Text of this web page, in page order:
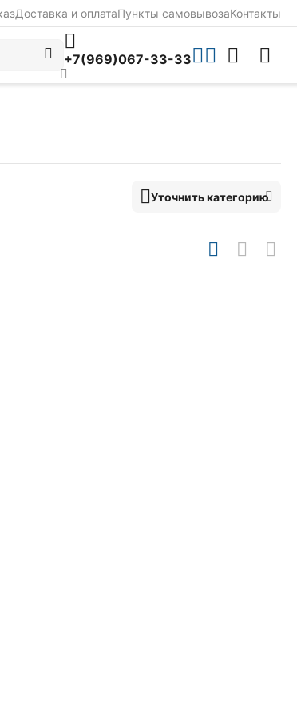
Доставка и оплатаПункты самовывозаКонтакты
+7(969)067-33-33
Уточнить категорию